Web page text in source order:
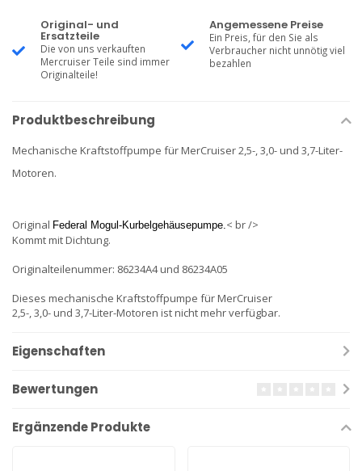
Original- und
Ersatzteile
Die von uns verkauften
Mercruiser Teile sind immer
Originalteile!
Angemessene Preise
Ein Preis, für den Sie als
Verbraucher nicht unnötig viel
bezahlen
Produktbeschreibung
Mechanische Kraftstoffpumpe für MerCruiser 2,5-, 3,0- und 3,7-Liter-
Motoren.
Original Federal Mogul-Kurbelgehäusepumpe.< br />
Kommt mit Dichtung.
Originalteilenummer: 86234A4 und 86234A05
Dieses mechanische Kraftstoffpumpe für MerCruiser
2,5-, 3,0- und 3,7-Liter-Motoren ist nicht mehr verfügbar.
Eigenschaften
Bewertungen
Ergänzende Produkte